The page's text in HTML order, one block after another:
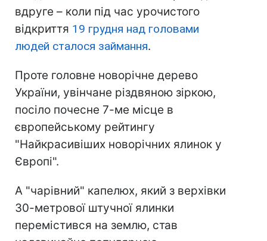
вдруге – коли під час урочистого
відкриття 19 грудня над головами
людей сталося займання.
Проте головне новорічне дерево
України, увінчане різдвяною зіркою,
посіло почесне 7-ме місце в
європейському рейтингу
"Найкрасивіших новорічних ялинок у
Європі".
А "чарівний" капелюх, який з верхівки
30-метрової штучної ялинки
перемістився на землю, став